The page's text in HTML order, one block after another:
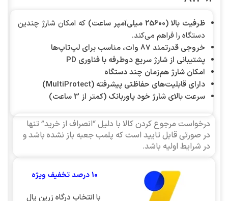
ظرفیت بالا (25600 میلی‌آمپر ساعت)
که امکان شارژ چندین
دستگاه را فراهم می‌کند.
خروجی قدرتمند 87 وات، مناسب برای لپ‌تاپ‌ها
پشتیبانی از شارژ سریع دوطرفه با فناوری PD
امکان شارژ هم‌زمان چند دستگاه
دارای قابلیت‌های حفاظتی پیشرفته (MultiProtect)
سرعت بالای شارژ خود پاوربانک (کمتر از 3 ساعت)
درخواست مرجوع کردن کالا با دلیل “انصراف از خرید” تنها
در صورتی قابل تایید است که پلمب جعبه باز نشده باشد و
در شرایط اولیه باشد.
10 درصد تخفیف ویژه
با انتخاب درگاه زرین پال